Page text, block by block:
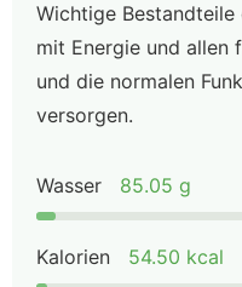
Wichtige
mit Energie und allen
und die normalen
versorgen.
Wasser 85.05 g
Kalorien 54.50 kcal